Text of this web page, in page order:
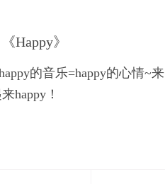
Happy》
的音乐=happy的心情~
happy！